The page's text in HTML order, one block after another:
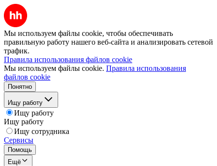
Мы используем файлы cookie, чтобы обеспечивать
правильную работу нашего веб-сайта и анализировать сетевой
трафик.
Правила использования файлов cookie
Мы используем файлы cookie. Правила использования
файлов cookie
Понятно
Ищу работу
Ищу работу
Ищу работу
Ищу сотрудника
Сервисы
Помощь
Ещё